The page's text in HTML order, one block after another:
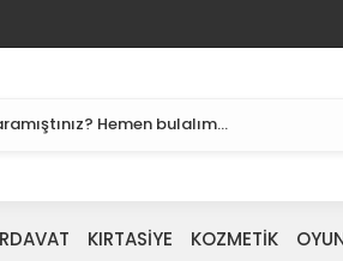
KIRTASİYE KOZMETİK